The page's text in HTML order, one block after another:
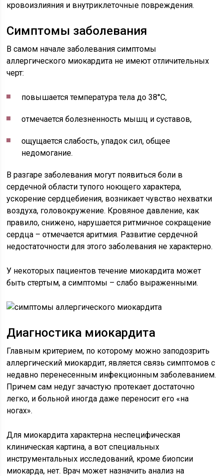
кровоизлияния и внутриклеточные повреждения.
Симптомы заболевания
В самом начале заболевания симптомы
аллергического миокардита не имеют отличительных
черт:
повышается температура тела до 38°С,
отмечается болезненность мышц и суставов,
ощущается слабость, упадок сил, общее
недомогание.
В разгаре заболевания могут появиться боли в
сердечной области тупого ноющего характера,
ускорение сердцебиения, возникает чувство нехватки
воздуха, головокружение. Кровяное давление, как
правило, снижено, нарушается ритмичное сокращение
сердца – отмечается аритмия. Развитие сердечной
недостаточности для этого заболевания не характерно.
У некоторых пациентов течение миокардита может
быть стертым, а симптомы – слабо выраженными.
Диагностика миокардита
Главным критерием, по которому можно заподозрить
аллергический миокардит, является связь симптомов с
недавно перенесенным инфекционным заболеванием.
Причем сам недуг зачастую протекает достаточно
легко, и больной иногда даже переносит его «на
ногах».
Для миокардита характерна неспецифическая
клиническая картина, а вот специальных
инструментальных исследований, кроме биопсии
миокарда, нет. Врач может назначить анализ на